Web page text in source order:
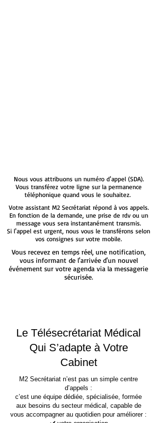
Nous vous attribuons un numéro d'appel (SDA).
Vous transférez votre ligne sur la permanence
téléphonique quand vous le souhaitez.
Votre assistant M2 Secrétariat répond à vos appels.
En fonction de la demande, une prise de rdv ou un
message vous sera instantanément transmis.
Si l'appel est urgent, nous vous le transférons selon
vos consignes sur votre mobile.
Vous recevez en temps réel, une notification,
vous informant de l'arrivée d'un nouvel
événement sur votre agenda via la messagerie
sécurisée.
Le Télésecrétariat Médical
Qui S’adapte à Votre
Cabinet
M2 Secrétariat n’est pas un simple centre
d’appels :
c’est une équipe dédiée, spécialisée, formée
aux besoins du secteur médical, capable de
vous accompagner au quotidien pour améliorer :